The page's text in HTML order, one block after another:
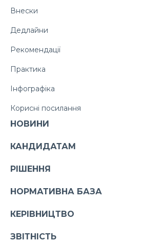
Внески
Дедлайни
Рекомендації
Практика
Інфографіка
Корисні посилання
НОВИНИ
КАНДИДАТАМ
РІШЕННЯ
НОРМАТИВНА БАЗА
КЕРІВНИЦТВО
ЗВІТНІСТЬ